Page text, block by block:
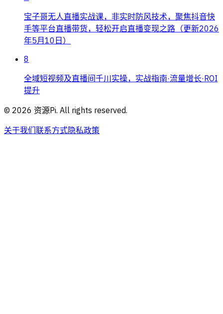
宝子哥无人直播实战课，非实时防风技术，聚焦抖音快
手等平台直播带货，轻松开启直播变现之路（更新2026
年5月10日）
8
全域短视频及直播间千川实操，实战指南·流量增长·ROI
提升
© 2026 资源Pi. All rights reserved.
关于我们联系方式隐私政策